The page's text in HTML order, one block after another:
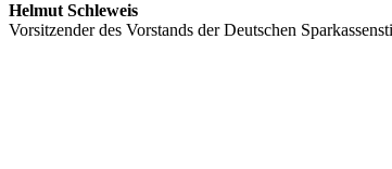
Helmut Schleweis
Vorsitzender des Vorstands der Deutschen